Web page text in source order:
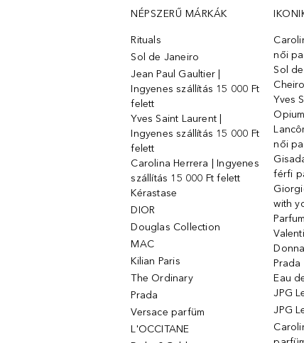
NÉPSZERŰ MÁRKÁK
Rituals
Sol de Janeiro
Jean Paul Gaultier |
Ingyenes szállítás 15 000 Ft
felett
Yves Saint Laurent |
Ingyenes szállítás 15 000 Ft
felett
Carolina Herrera | Ingyenes
szállítás 15 000 Ft felett
Kérastase
DIOR
Douglas Collection
MAC
Kilian Paris
The Ordinary
Prada
Versace parfüm
L'OCCITANE
női
Sol
Yves
női
férfi
with
Parfum
Prada
Eau
JPG
JPG